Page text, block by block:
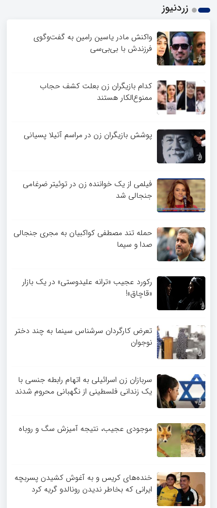
زردنیوز
واکنش مادر یاسین رامین به گفت‌وگوی
فرزندش با بی‌بی‌سی
کدام بازیگران زن بعلت کشف حجاب
ممنوع‌الکار هستند
پوشش بازیگران زن در مراسم آتیلا پسیانی
فیلمی از یک خواننده زن در توئیتر ضرغامی
جنجالی شد
حمله تند مصطفی کواکبیان به مجری جنجالی
صدا و سیما
رکورد عجیب «ترانه علیدوستی» در یک بازار
«قاچاق»!
تعرض کارگردان سرشناس سینما به چند دختر
نوجوان
سربازان زن اسرائیلی به اتهام رابطه جنسی با
یک زندانی فلسطینی از نگهبانی محروم شدند
موجودی عجیب، نتیجه آمیزش سگ و روباه
خنده‌های کریس و به آغوش کشیدن پسربچه
ایرانی که بخاطر ندیدن رونالدو گریه کرد